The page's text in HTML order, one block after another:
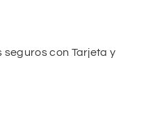
con Tarjeta y